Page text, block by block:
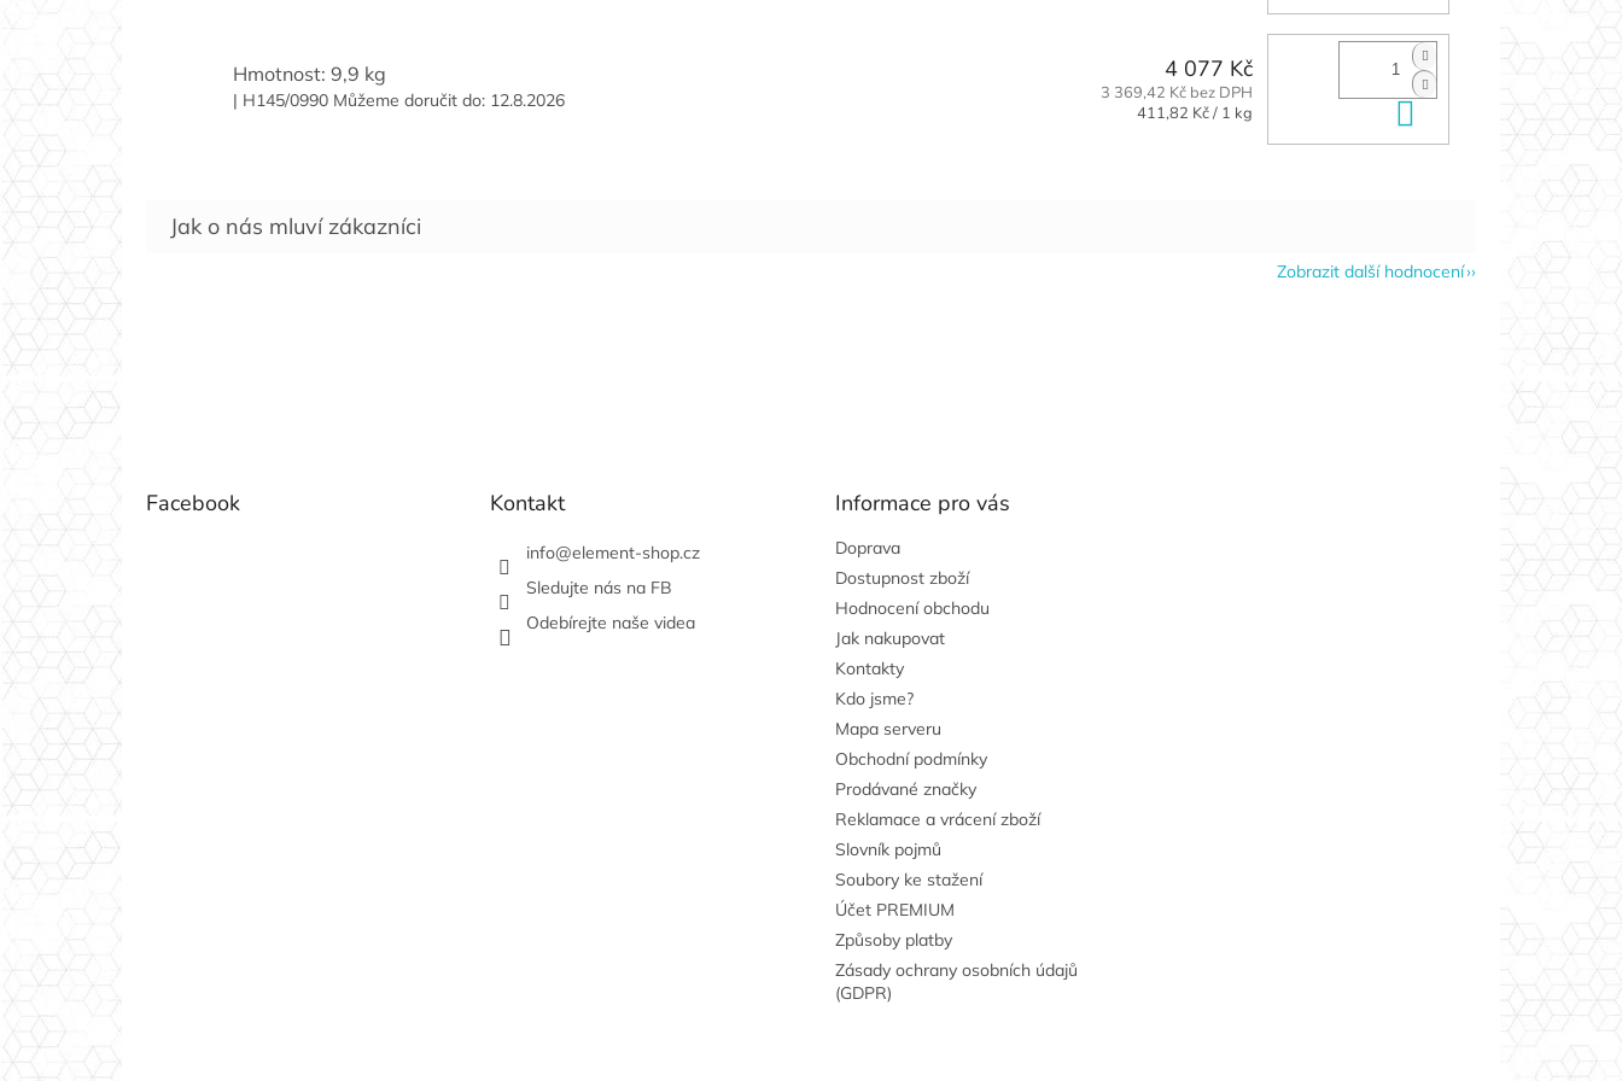
Hmotnost: 9,9 kg
| H145/0990 Můžeme doručit do: 12.8.2026
4 077 Kč
3 369,42 Kč bez DPH
Měrná
411,82 Kč / 1 kg Do košíku
Zobrazit další hodnocení
p
Facebook Kontakt
info@element-shop.cz
Sledujte nás na FB
Odebírejte naše videa
Informace pro vás
Doprava
Dostupnost zboží
Hodnocení obchodu
Jak nakupovat
Kontakty
Kdo jsme?
Mapa serveru
Obchodní podmínky
Prodávané značky
Reklamace a vrácení zboží
Slovník pojmů
Soubory ke stažení
Účet PREMIUM
Způsoby platby
Zásady ochrany osobních údajů
(GDPR)